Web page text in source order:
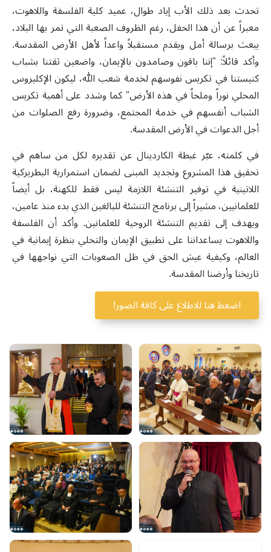
تحدث بعد ذلك الأب إياد طوال، عميد كلية الفلسفة واللاهوت،
معبراً عن أن هذا الحفل، رغم الظروف الصعبة التي تمر بها البلاد،
يبعث برسالة أمل ويقدم مستقبلاً واعداً لأهل الأرض المقدسة.
وأكد قائلاً: "إننا باقون وصامدون بالإيمان، واضعين ثقتنا بشباب
كنيستنا في تكريس نفوسهم لخدمة شعب الله، ليكون الإكليروس
المحلي نوراً وملحاً في هذه الأرض"كما وشدد على أهمية تكريس
الشباب أنفسهم في خدمة المجتمع، وضرورة رفع الصلوات من
أجل الدعوات في الأرض المقدسة.
في كلمته، عبّر غبطة الكاردينال عن تقديره لكل من ساهم في
تحقيق هذا المشروع وتجديد المبنى لضمان استمرارية البطريركية
اللاتينية في توفير التنشئة اللازمة ليس فقط للكهنة، بل أيضاً
للعلمانيين، مشيراً إلى برنامج التنشئة للبالغين الذي بدء منذ عامين،
ويهدف إلى تقديم التنشئة الروحية للعلمانين. وأكد أن الفلسفة
واللاهوت يساعداننا على تطبيق الإيمان والتحلي بنظرة إيمانية في
العالم، وكيفية عيش الحق في ظل الصعوبات التي نواجهها في
تاريخنا وأرضنا المقدسة.
اضغط هنا للاطلاع على كافة الصور!